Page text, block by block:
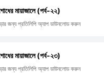
মায়াজালে (পর্ব-২২)
জন্য প্রতিলিপি অ্যাপ ডাউনলোড করুন
মায়াজালে (পর্ব-২৩)
জন্য প্রতিলিপি অ্যাপ ডাউনলোড করুন